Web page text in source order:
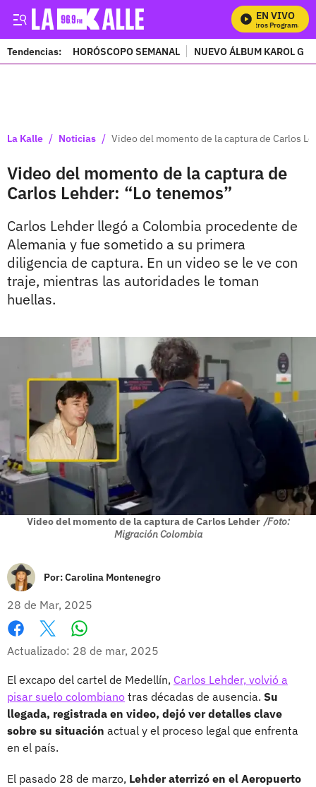
EN VIVO
Tendencias: HORÓSCOPO SEMANAL NUEVO ÁLBUM KAROL G
La Kalle / Noticias / Video del momento de la captura de Carlos
Video del momento de la captura de
Carlos Lehder: “Lo tenemos”
Carlos Lehder llegó a Colombia procedente de
Alemania y fue sometido a su primera
diligencia de captura. En un video se le ve con
traje, mientras las autoridades le toman
huellas.
Video del momento de la captura de Carlos Lehder /Foto:
Migración Colombia
Por:Carolina Montenegro
28 de Mar, 2025
Facebook
X
Actualizado: 28 de mar, 2025
El excapo del cartel de Medellín, Carlos Lehder, volvió a
pisar suelo colombiano tras décadas de ausencia. Su
llegada, registrada en video, dejó ver detalles clave
sobre su situación actual y el proceso legal que enfrenta
en el país.
El pasado 28 de marzo, Lehder aterrizó en el Aeropuerto